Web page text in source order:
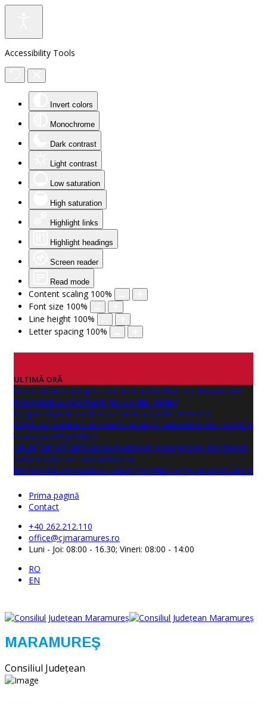
Accessibility Tools
Invert colors
Monochrome
Dark contrast
Light contrast
Low saturation
High saturation
Highlight links
Highlight headings
Screen reader
Read mode
Content scaling 100%
Font size 100%
Line height 100%
Letter spacing 100%
ULTIMĂ ORĂ
Lucrări de montare grinzi prefabricate la obiectivul de investitie
PASAJ CLUBUL VĂCARILOR (BAIA MARE - RECEA)
Programul pentru școli al României an școlar 2024-2025
Cărțile de identitate electronice și simple, disponibile din 10 iunie și
în municipiul Baia Mare
ANUNŢ IMPORTANT! Consiliul Județean Maramureș își desfășoară
activitatea într-un sediu temporar.
Numărul 262 al revistei de cultură "Nord Literar" își așteaptă cititorii
Prima pagină
Contact
+40 262.212.110
office@cjmaramures.ro
Luni - Joi: 08:00 - 16.30; Vineri: 08:00 - 14:00
RO
EN
MARAMUREŞ
Consiliul Judeţean